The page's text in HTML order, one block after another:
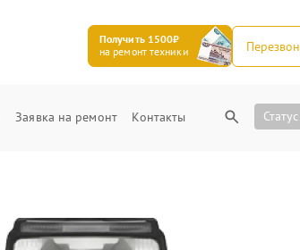
Получить 1500₽
на ремонт техники
Заявка на ремонт Контакты